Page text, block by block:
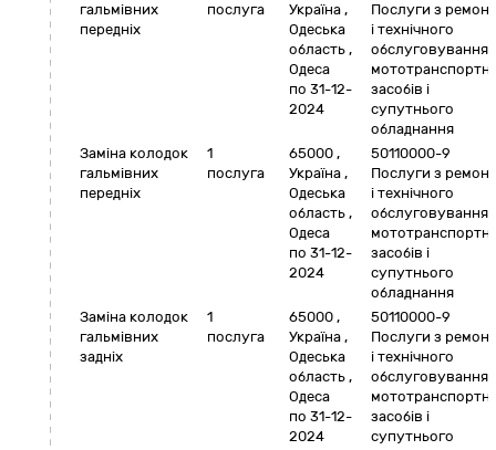
гальмівних
передніх
послуга
Україна ,
Одеська
область ,
Одеса
по 31-12-
2024
Послуги з
і технічного
обслуговування
засобів і
супутнього
обладнання
Заміна колодок
гальмівних
передніх
1
послуга
65000 ,
Україна ,
Одеська
область ,
Одеса
по 31-12-
2024
50110000-9
Послуги з
і технічного
обслуговування
засобів і
супутнього
обладнання
Заміна колодок
гальмівних
задніх
1
послуга
65000 ,
Україна ,
Одеська
область ,
Одеса
по 31-12-
2024
50110000-9
Послуги з
і технічного
обслуговування
засобів і
супутнього